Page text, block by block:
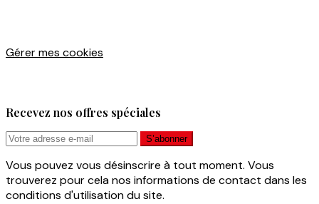
Gérer mes cookies
Recevez nos offres spéciales
Vous pouvez vous désinscrire à tout moment. Vous
trouverez pour cela nos informations de contact dans les
conditions d'utilisation du site.